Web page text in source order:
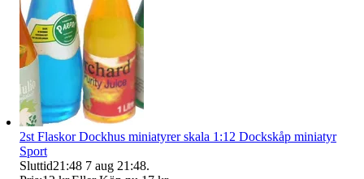
2st Flaskor Dockhus miniatyrer skala 1:12 Dockskåp miniatyr
Sport
Sluttid21:48 7 aug 21:48.